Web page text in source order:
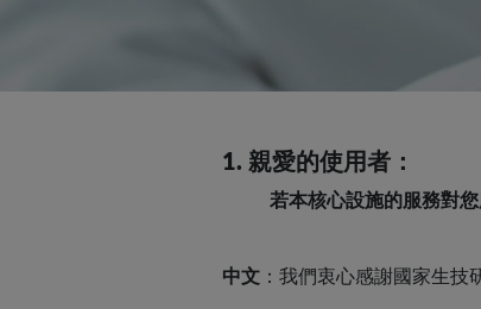
1. 親愛的使用者：
若本核心設施的服務對您所
中文 ：我們衷心感謝國家生